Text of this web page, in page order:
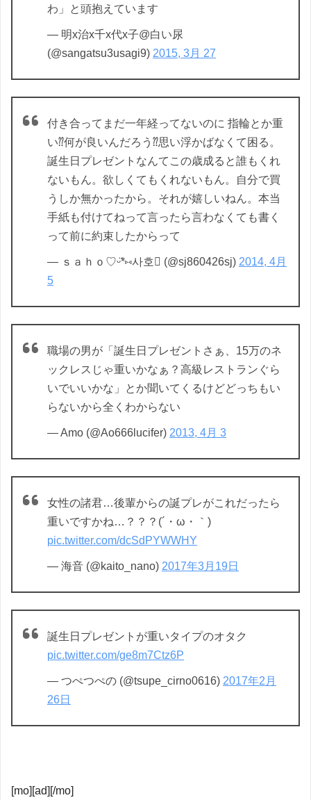
わ」と頭抱えています
— 明x治x千x代x子@白い尿
(@sangatsu3usagi9) 2015, 3月 27
付き合ってまだ一年経ってないのに 指輪とか重
い⁇何が良いんだろう⁇思い浮かばなくて困る。
誕生日プレゼントなんてこの歳成ると誰もくれ
ないもん。欲しくてもくれないもん。自分で買
うしか無かったから。それが嬉しいねん。本当
手紙も付けてねって言ったら言わなくても書く
って前に約束したからって
— ｓａｈｏ♡ᵕ̈*⑅사호 (@sj860426sj) 2014, 4月
5
職場の男が「誕生日プレゼントさぁ、15万のネ
ックレスじゃ重いかなぁ？高級レストランぐら
いでいいかな」とか聞いてくるけどどっちもい
らないから全くわからない
— Amo (@Ao666lucifer) 2013, 4月 3
女性の諸君…後輩からの誕プレがこれだったら
重いですかね…？？？(´・ω・｀)
pic.twitter.com/dcSdPYWWHY
— 海音 (@kaito_nano) 2017年3月19日
誕生日プレゼントが重いタイプのオタク
pic.twitter.com/ge8m7Ctz6P
— つぺつぺの (@tsupe_cirno0616) 2017年2月
26日
[mo][ad][/mo]